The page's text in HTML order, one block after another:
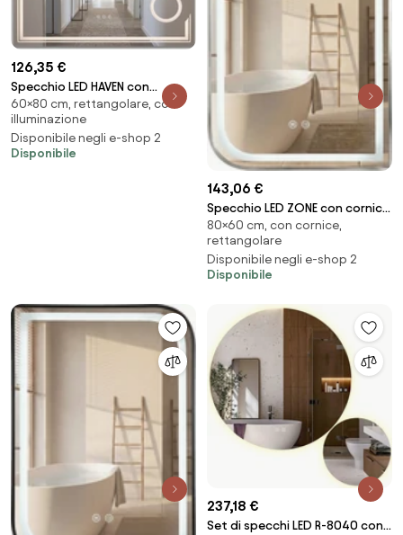
126,35 €
Specchio LED HAVEN con
illuminazione – 80x60 cm
60×80 cm, rettangolare, con
illuminazione
Disponibile negli e-shop 2
Disponibile
143,06 €
Specchio LED ZONE con cornice
Nickel spazzolato – 80x60 cm
80×60 cm, con cornice,
rettangolare
Disponibile negli e-shop 2
Disponibile
237,18 €
Set di specchi LED R-8040 con